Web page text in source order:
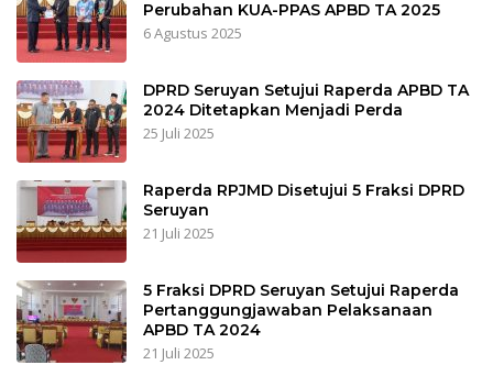
Perubahan KUA-PPAS APBD TA 2025
6 Agustus 2025
DPRD Seruyan Setujui Raperda APBD TA
2024 Ditetapkan Menjadi Perda
25 Juli 2025
Raperda RPJMD Disetujui 5 Fraksi DPRD
Seruyan
21 Juli 2025
5 Fraksi DPRD Seruyan Setujui Raperda
Pertanggungjawaban Pelaksanaan
APBD TA 2024
21 Juli 2025